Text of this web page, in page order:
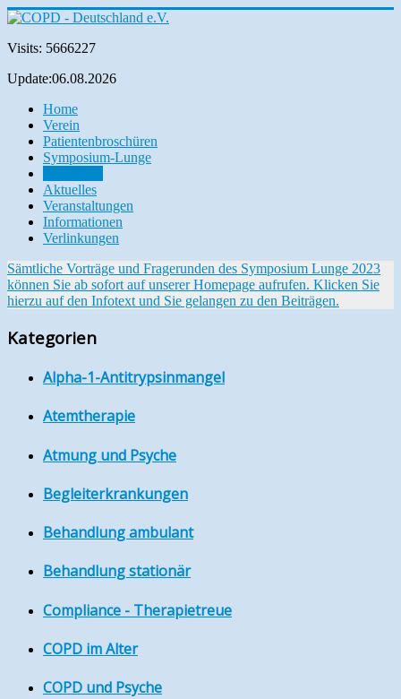
Visits: 5666227
Update:06.08.2026
Home
Verein
Patientenbroschüren
Symposium-Lunge
Aktuelles
Veranstaltungen
Informationen
Verlinkungen
Sämtliche Vorträge und Fragerunden des Symposium Lunge 2023
können Sie ab sofort auf unserer Homepage aufrufen. Klicken Sie
hierzu auf den Infotext und Sie gelangen zu den Beiträgen.
Kategorien
Alpha-1-Antitrypsinmangel
Atemtherapie
Atmung und Psyche
Begleiterkrankungen
Behandlung ambulant
Behandlung stationär
Compliance - Therapietreue
COPD im Alter
COPD und Psyche